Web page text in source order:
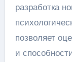
разработка
позволяет
и